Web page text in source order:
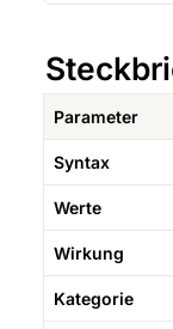
Parameter
Syntax
Werte
Wirkung
Kategorie